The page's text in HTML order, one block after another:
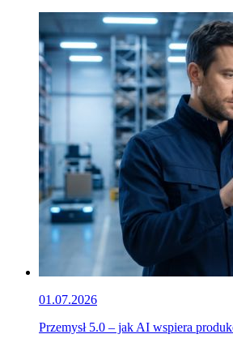
01.07.2026
Przemysł 5.0 – jak AI wspiera